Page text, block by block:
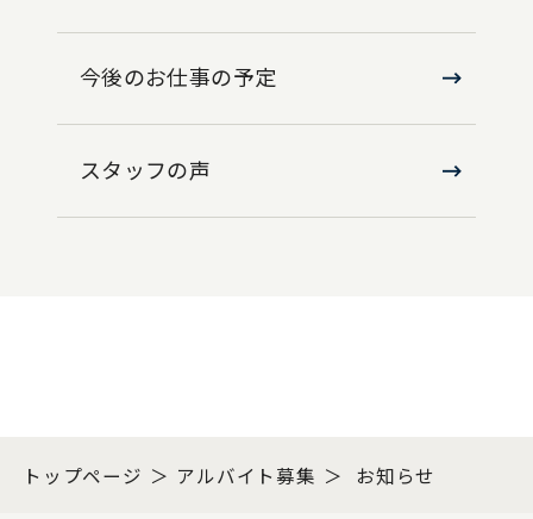
今後のお仕事の予定
スタッフの声
トップページ アルバイト募集 お知らせ